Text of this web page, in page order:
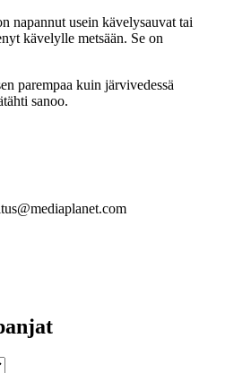
napannut usein kävelysauvat tai
kävelylle metsään. Se on
parempaa kuin järvivedessä
sanoo.